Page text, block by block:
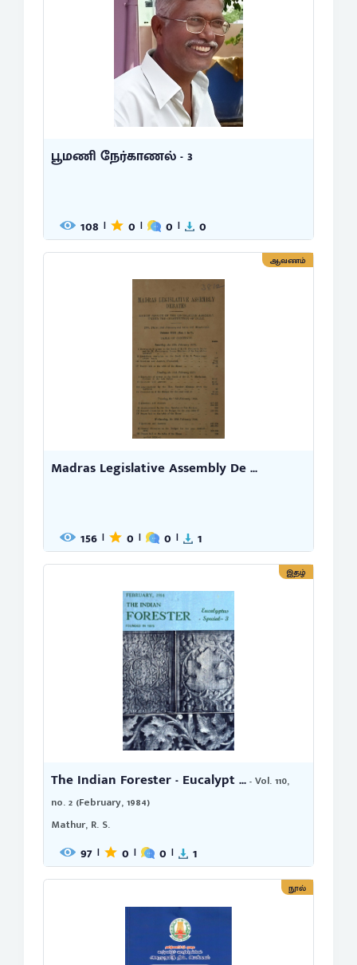
பூமணி நேர்காணல் - 3
108 | 0 | 0 | 0
ஆவணம்
Madras Legislative Assembly De ...
156 | 0 | 0 | 1
இதழ்
The Indian Forester - Eucalypt ...- Vol. 110,
no. 2 (February, 1984)
Mathur, R. S.
97 | 0 | 0 | 1
நூல்